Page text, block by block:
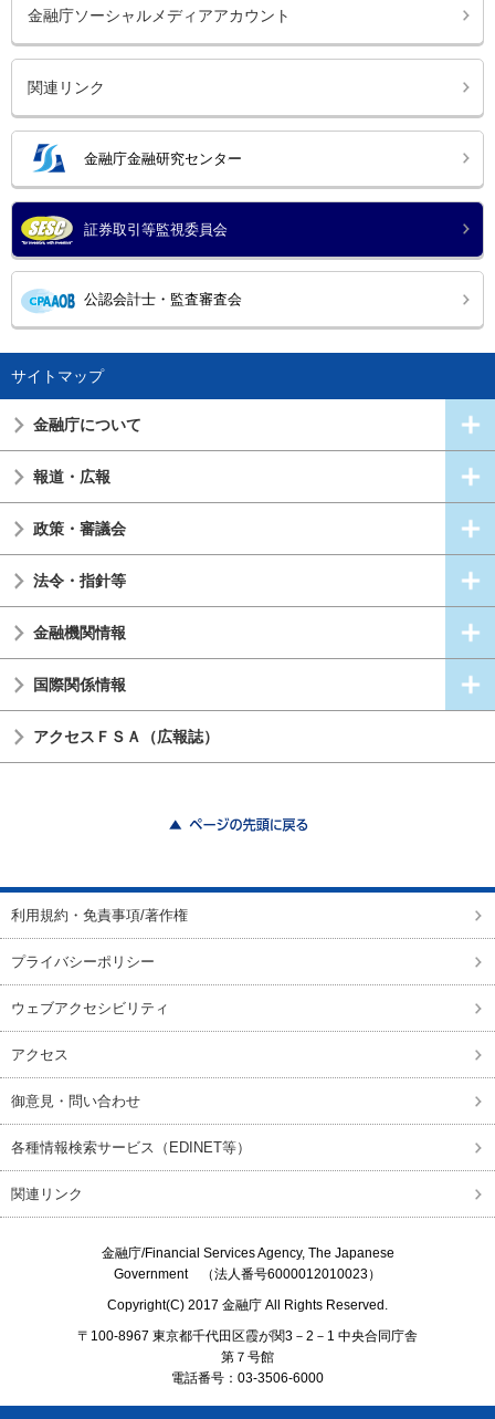
金融庁ソーシャルメディアアカウント
関連リンク
金融庁金融研究センター
証券取引等監視委員会
公認会計士・監査審査会
サイトマップ
金融庁について
報道・広報
政策・審議会
法令・指針等
金融機関情報
国際関係情報
アクセスＦＳＡ（広報誌）
利用規約・免責事項/著作権
プライバシーポリシー
ウェブアクセシビリティ
アクセス
御意見・問い合わせ
各種情報検索サービス（EDINET等）
関連リンク
金融庁/Financial Services Agency, The Japanese
Government（法人番号6000012010023）
Copyright(C) 2017 金融庁 All Rights Reserved.
〒100-8967 東京都千代田区霞が関3－2－1 中央合同庁舎
第７号館
電話番号：03-3506-6000